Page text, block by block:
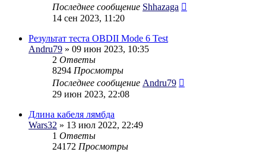
Последнее сообщение Shhazaga
14 сен 2023, 11:20
Результат теста OBDII Mode 6 Test
Andru79 » 09 июн 2023, 10:35
2 Ответы
8294 Просмотры
Последнее сообщение Andru79
29 июн 2023, 22:08
Длина кабеля лямбда
Wars32 » 13 июл 2022, 22:49
1 Ответы
24172 Просмотры